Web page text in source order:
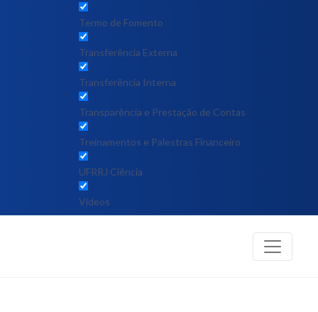
Termo de Fomento
Transferência Externa
Transferência Interna
Transparência e Prestação de Contas
Treinamentos e Palestras Financeiro
UFRRJ Ciência
Vídeos